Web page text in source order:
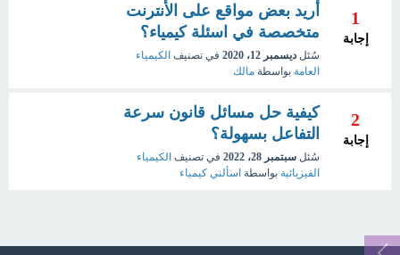
1
إجابة
أريد بعض مواقع على الأنترنت
متخصصة في اسئلة كيمياء؟
سُئل ديسمبر 12، 2020 في تصنيف الكيمياء
العامة بواسطة مالك
2
إجابة
كيفية حل مسائل قانون سرعة
التفاعل بسهولة؟
سُئل سبتمبر 28، 2022 في تصنيف الكيمياء
الفيزيائية بواسطة اسألني كيمياء